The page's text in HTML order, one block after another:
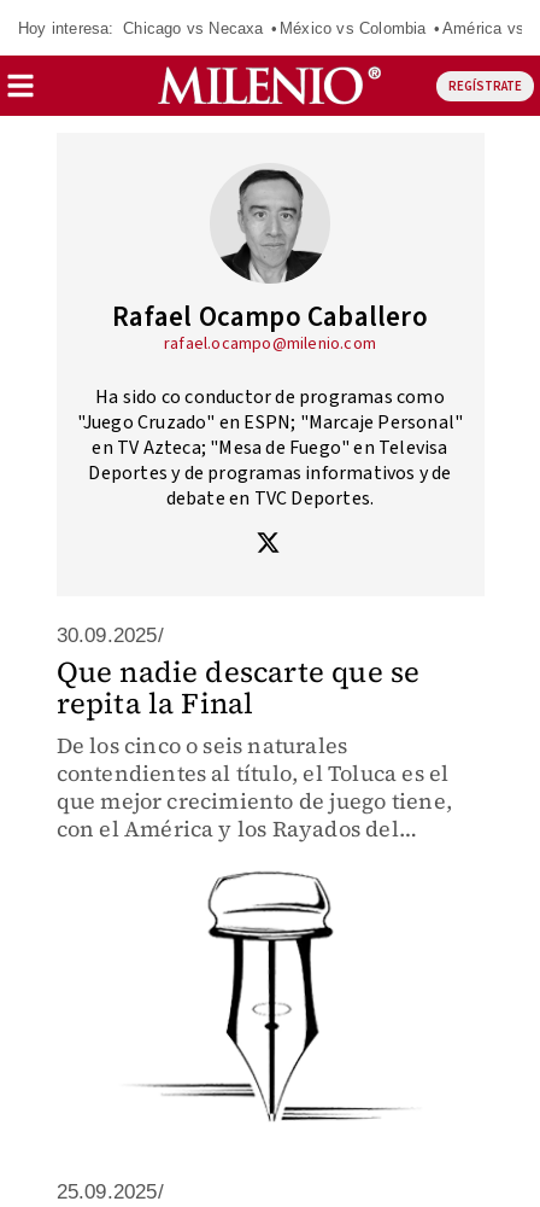
Hoy interesa: Chicago vs Necaxa México vs Colombia América vs
REGÍSTRATE
Rafael Ocampo Caballero
rafael.ocampo@milenio.com
Ha sido co conductor de programas como
"Juego Cruzado" en ESPN; "Marcaje Personal"
en TV Azteca; "Mesa de Fuego" en Televisa
Deportes y de programas informativos y de
debate en TVC Deportes.
30.09.2025/
Que nadie descarte que se
repita la Final
De los cinco o seis naturales
contendientes al título, el Toluca es el
que mejor crecimiento de juego tiene,
con el América y los Rayados del
25.09.2025/